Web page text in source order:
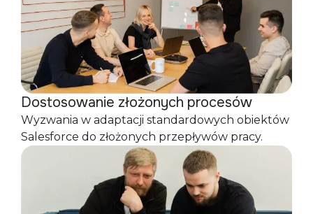
Dostosowanie złożonych procesów
Wyzwania w adaptacji standardowych obiektów
Salesforce do złożonych przepływów pracy.